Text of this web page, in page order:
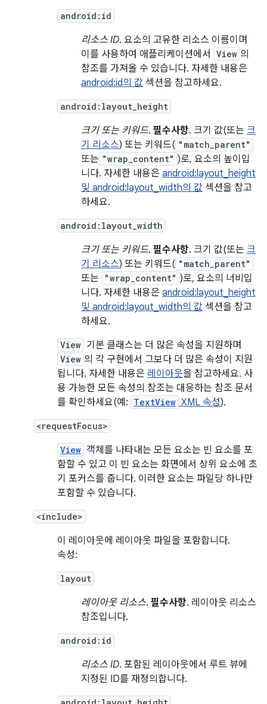
android:id
리소스 ID. 요소의 고유한 리소스 이름이며
이를 사용하여 애플리케이션에서
View 의
참조를 가져올 수 있습니다. 자세한 내용은
android:id의 값 섹션을 참고하세요.
android:layout_height
크기 또는 키워드. 필수사항. 크기 값(또는 크
기 리소스) 또는 키워드( "match_parent"
또는 "wrap_content" )로, 요소의 높이입
니다. 자세한 내용은 android:layout_height
및 android:layout_width의 값 섹션을 참고
하세요.
android:layout_width
크기 또는 키워드. 필수사항. 크기 값(또는 크
기 리소스) 또는 키워드( "match_parent"
또는 "wrap_content" )로, 요소의 너비입
니다. 자세한 내용은 android:layout_height
및 android:layout_width의 값 섹션을 참고
하세요.
View 기본 클래스는 더 많은 속성을 지원하며
View 의 각 구현에서 그보다 더 많은 속성이 지원
됩니다. 자세한 내용은 레이아웃을 참고하세요. 사
용 가능한 모든 속성의 참조는 대응하는 참조 문서
를 확인하세요(예: TextView XML 속성).
<requestFocus>
View 객체를 나타내는 모든 요소는 빈 요소를 포
함할 수 있고 이 빈 요소는 화면에서 상위 요소에 초
기 포커스를 줍니다. 이러한 요소는 파일당 하나만
포함할 수 있습니다.
<include>
이 레이아웃에 레이아웃 파일을 포함합니다.
속성:
layout
레이아웃 리소스. 필수사항. 레이아웃 리소스
참조입니다.
android:id
리소스 ID. 포함된 레이아웃에서 루트 뷰에
지정된 ID를 재정의합니다.